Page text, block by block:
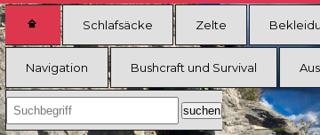
Schlafsäcke Zelte
Navigation Bushcraft und Survival